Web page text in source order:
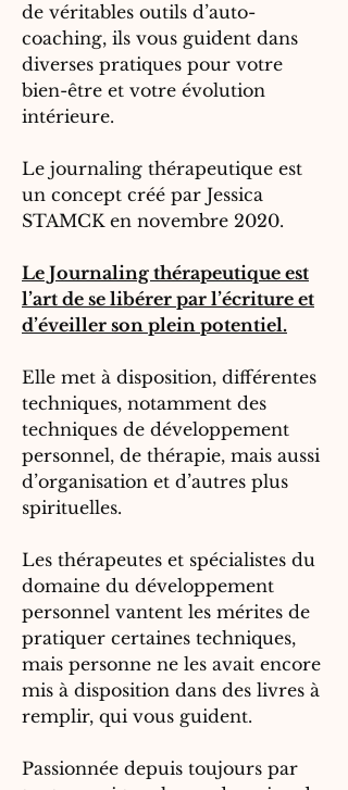
de véritables outils d’auto-
coaching, ils vous guident dans
diverses pratiques pour votre
bien-être et votre évolution
intérieure.
Le journaling thérapeutique est
un concept créé par Jessica
STAMCK en novembre 2020.
Le Journaling thérapeutique est
l’art de se libérer par l’écriture et
d’éveiller son plein potentiel.
Elle met à disposition, différentes
techniques, notamment des
techniques de développement
personnel, de thérapie, mais aussi
d’organisation et d’autres plus
spirituelles.
Les thérapeutes et spécialistes du
domaine du développement
personnel vantent les mérites de
pratiquer certaines techniques,
mais personne ne les avait encore
mis à disposition dans des livres à
remplir, qui vous guident.
Passionnée depuis toujours par